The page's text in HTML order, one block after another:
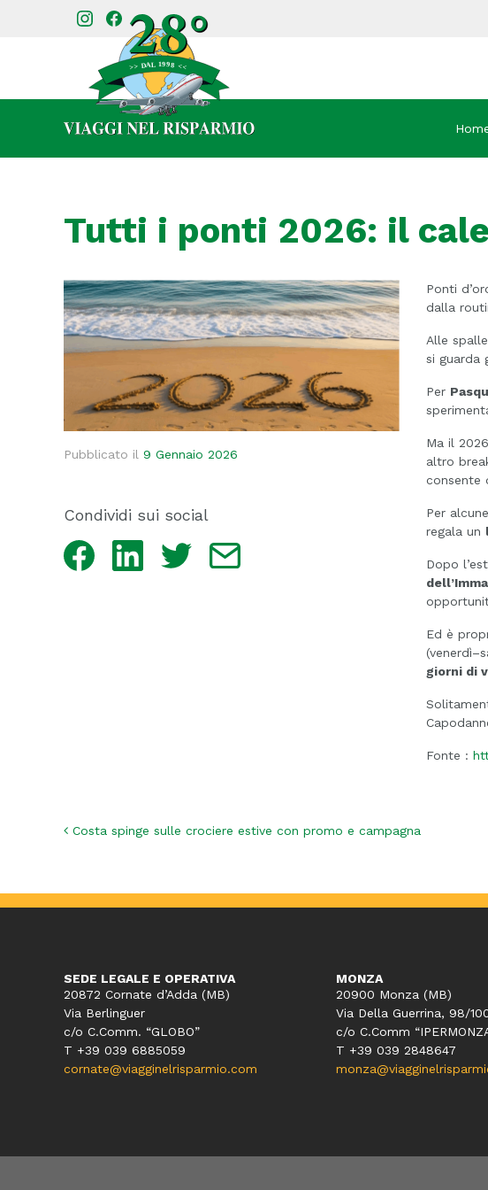
Tutti i ponti 2026: il
Pubblicato il 9 Gennaio 2026
Condividi sui social
Facebook LinkedIn Twitter
Ponti
dalla
Alle spalle
si guarda
Per
Ma il
altro
consente
Per
regala un
Dopo
Ed è
giorni di
Fonte :
Navigazione articoli
Costa spinge sulle crociere estive con promo e campagna
SEDE LEGALE E OPERATIVA
20872 Cornate d’Adda (MB)
Via Berlinguer
c/o C.Comm. “GLOBO”
T +39 039 6885059
cornate@viagginelrisparmio.com
MONZA
20900 Monza (MB)
Via Della Guerrina, 98/
c/o C.Comm
T +39 039 2848647